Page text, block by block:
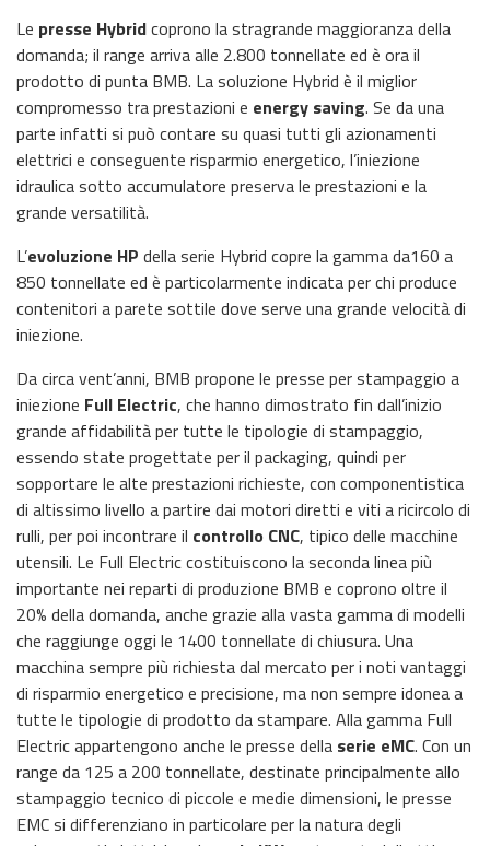
Le presse Hybridcoprono la stragrande maggioranza della
domanda; il range arriva alle 2.800 tonnellate ed è ora il
prodotto di punta BMB. La soluzione Hybrid è il miglior
compromesso tra prestazioni e energy saving. Se da una
parte infatti si può contare su quasi tutti gli azionamenti
elettrici e conseguente risparmio energetico, l’iniezione
idraulica sotto accumulatore preserva le prestazioni e la
grande versatilità.
L’evoluzione HP della serie Hybrid copre la gamma da160 a
850 tonnellate ed è particolarmente indicata per chi produce
contenitori a parete sottile dove serve una grande velocità di
iniezione.
Da circa vent’anni, BMB propone le presse per stampaggio a
iniezione Full Electric, che hanno dimostrato fin dall’inizio
grande affidabilità per tutte le tipologie di stampaggio,
essendo state progettate per il packaging, quindi per
sopportare le alte prestazioni richieste, con componentistica
di altissimo livello a partire dai motori diretti e viti a ricircolo di
rulli, per poi incontrare il controllo CNC, tipico delle macchine
utensili. Le Full Electric costituiscono la seconda linea più
importante nei reparti di produzione BMB e coprono oltre il
20% della domanda, anche grazie alla vasta gamma di modelli
che raggiunge oggi le 1400 tonnellate di chiusura. Una
macchina sempre più richiesta dal mercato per i noti vantaggi
di risparmio energetico e precisione, ma non sempre idonea a
tutte le tipologie di prodotto da stampare. Alla gamma Full
Electric appartengono anche le presse della serie eMC. Con un
range da 125 a 200 tonnellate, destinate principalmente allo
stampaggio tecnico di piccole e medie dimensioni, le presse
EMC si differenziano in particolare per la natura degli